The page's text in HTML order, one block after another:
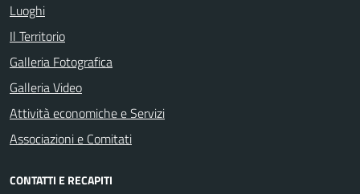
Luoghi
Il Territorio
Galleria Fotografica
Galleria Video
Attività economiche e Servizi
Associazioni e Comitati
CONTATTI E RECAPITI